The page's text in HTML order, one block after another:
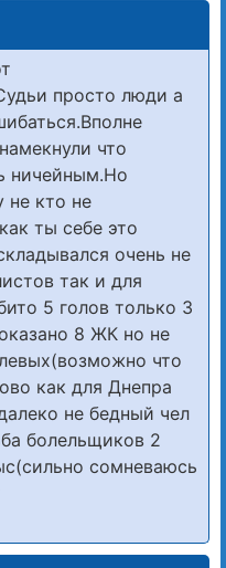
просто люди а
что
ничейным.Но
не кто не
ты себе это
очень не
так и для
5 голов только 3
8 ЖК но не
что
как для Днепра
не бедный чел
болельщиков 2
сомневаюсь